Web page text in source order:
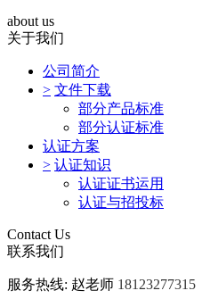
about us
关于我们
公司简介
> 文件下载
部分产品标准
部分认证标准
认证方案
> 认证知识
认证证书运用
认证与招投标
Contact Us
联系我们
服务热线: 赵老师 18123277315